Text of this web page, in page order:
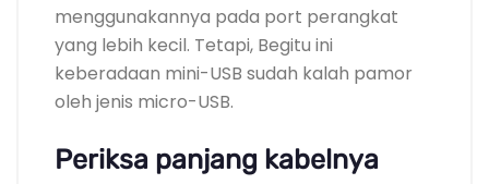
menggunakannya pada port perangkat
yang lebih kecil. Tetapi, Begitu ini
keberadaan mini-USB sudah kalah pamor
oleh jenis micro-USB.
Periksa panjang kabelnya